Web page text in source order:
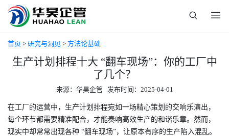
首页 > 研究与洞见 > 方法论基础
生产计划排程十大 “翻车现场”：你的工厂中
了几个？​
来源：华昊企管 发布时间：2025-04-01
在工厂的运营中，生产计划排程宛如一场精心策划的交响乐演出，
每个环节都需要精准配合，才能奏响高效生产的和谐乐章。然而，
现实中却常常出现各种 “翻车现场”，让原本有序的生产陷入混乱。